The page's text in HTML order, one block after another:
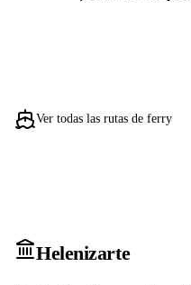
Ver todas las rutas de ferry
Helenizarte